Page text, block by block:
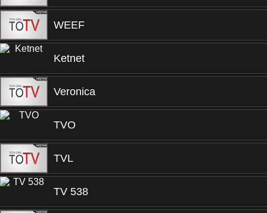
WEEF
Ketnet
Veronica
TVO
TVL
TV 538